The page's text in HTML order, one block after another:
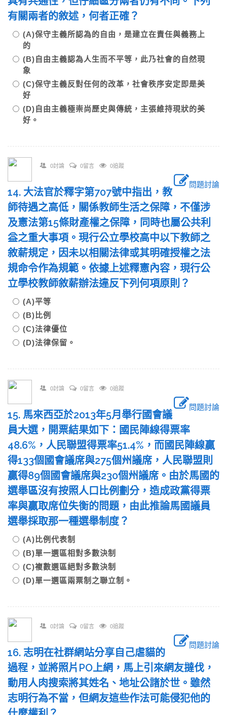
有關兩者的敘述，何者正確？
(A)保守主義所認為的自由，是建立在責任與義務上
的
(B)自由主義認為人生而不平等，此乃社會的自然現
象
(C)保守主義反對任何的改革，社會秩序安定即是美
好
(D)自由主義極崇尚歷史與傳統，主張維持現狀的美
好。
0討論 0留言 0追蹤
問題討論
14. 大法官於釋字第707號中指出，教
師待遇之高低，關係教師生活之保障，不僅涉
及憲法第15條財產權之保障，同時也屬公共利
益之重大事項。現行公立學校高中以下教師之
敘薪規定，因未以相關法律或其明確授權之法
規命令作為規範。依據上述釋憲內容，現行公
立學校教師敘薪辦法違反下列何項原則？
(A)平等
(B)比例
(C)法律優位
(D)法律保留。
0討論 0留言 0追蹤
問題討論
15. 馬來西亞於2013年5月舉行國會議
員大選，開票結果如下：國民陣線得票率
48.6%，人民聯盟得票率51.4%，而國民陣線贏
得133個國會議席與275個州議席，人民聯盟則
贏得89個國會議席與230個州議席。由於馬國的
選舉區沒有按照人口比例劃分，造成政黨得票
率與贏取席位失衡的問題，由此推論馬國議員
選舉採取那一種選舉制度？
(A)比例代表制
(B)單一選區相對多數決制
(C)複數選區絕對多數決制
(D)單一選區兩票制之聯立制。
0討論 0留言 0追蹤
問題討論
16. 志明在社群網站分享自己虐貓的
過程，並將照片PO上網，馬上引來網友撻伐，
動用人肉搜索將其姓名、地址公諸於世。雖然
志明行為不當，但網友這些作法可能侵犯他的